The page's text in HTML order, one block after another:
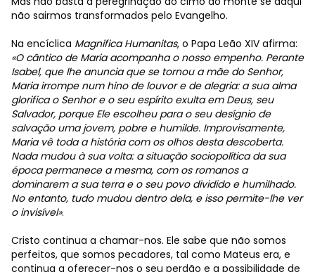
não sairmos transformados pelo Evangelho.
Na encíclica Magnifica Humanitas, o Papa Leão XIV afirma:
«O cântico de Maria acompanha o nosso empenho. Perante
Isabel, que lhe anuncia que se tornou a mãe do Senhor,
Maria irrompe num hino de louvor e de alegria: a sua alma
glorifica o Senhor e o seu espírito exulta em Deus, seu
Salvador, porque Ele escolheu para o seu desígnio de
salvação uma jovem, pobre e humilde. Improvisamente,
Maria vê toda a história com os olhos desta descoberta.
Nada mudou à sua volta: a situação sociopolítica da sua
época permanece a mesma, com os romanos a
dominarem a sua terra e o seu povo dividido e humilhado.
No entanto, tudo mudou dentro dela, e isso permite-lhe ver
o invisível».
Cristo continua a chamar-nos. Ele sabe que não somos
perfeitos, que somos pecadores, tal como Mateus era, e
continua a oferecer-nos o seu perdão e a possibilidade de